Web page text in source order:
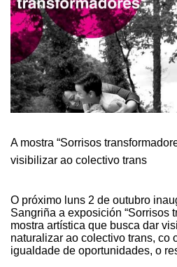
A mostra “Sorrisos
visibilizar ao colectivo trans
O próximo luns 2 de outubro
Sangriña a exposición “Sorrisos
mostra artística que busca dar
naturalizar ao colectivo trans, co
igualdade de oportunidades, o